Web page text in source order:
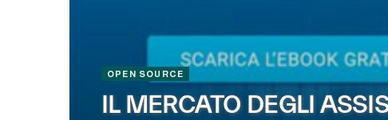
OPEN SOURCE
IL MERCATO DEGLI